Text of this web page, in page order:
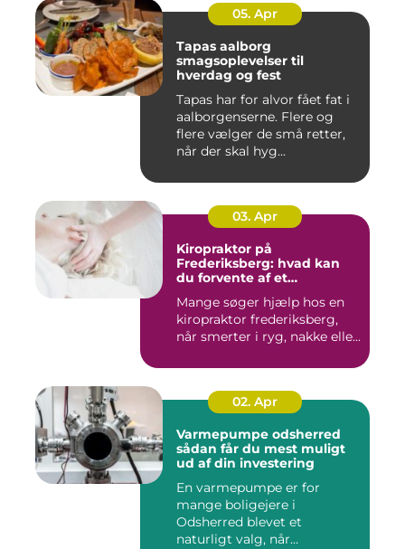
05. Apr
Tapas aalborg
smagsoplevelser til
hverdag og fest
Tapas har for alvor fået fat i
aalborgenserne. Flere og
flere vælger de små retter,
når der skal hyg...
03. Apr
Kiropraktor på
Frederiksberg: hvad kan
du forvente af et
Mange søger hjælp hos en
kiropraktor frederiksberg,
når smerter i ryg, nakke elle...
02. Apr
Varmepumpe odsherred
sådan får du mest muligt
ud af din investering
En varmepumpe er for
mange boligejere i
Odsherred blevet et
naturligt valg, når